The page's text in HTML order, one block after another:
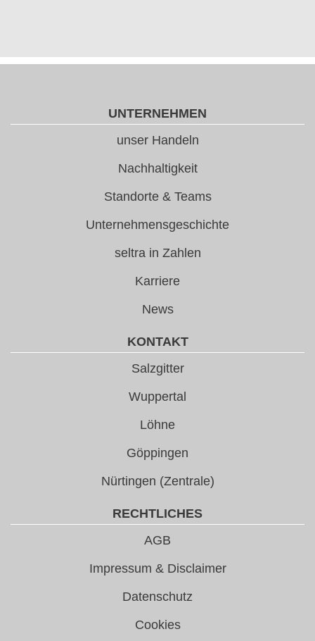
UNTERNEHMEN
unser Handeln
Nachhaltigkeit
Standorte & Teams
Unternehmensgeschichte
seltra in Zahlen
Karriere
News
KONTAKT
Salzgitter
Wuppertal
Löhne
Göppingen
Nürtingen (Zentrale)
RECHTLICHES
AGB
Impressum & Disclaimer
Datenschutz
Cookies